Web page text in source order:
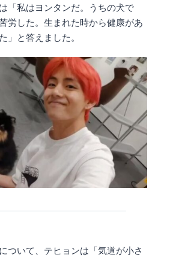
は「私はヨンタンだ。うちの犬で
労した。生まれた時から健康があ
」と答えました。
ついて、テヒョンは「気道が小さ